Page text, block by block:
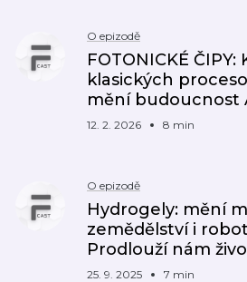
O epizodě
FOTONICKÉ ČIPY:
klasických
mění budoucnost
12. 2. 2026 8 min
O epizodě
Hydrogely: mění
zemědělství i
Prodlouží nám
25. 9. 2025 7 min